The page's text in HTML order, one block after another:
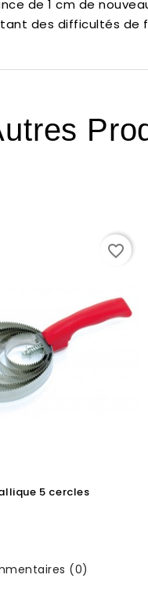
de 1 cm de
des difficultés de
favorite_border
5 cercles
(0)